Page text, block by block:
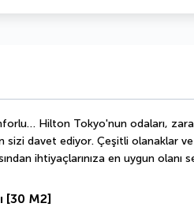
Hilton Tokyo'nun odaları,
sizi davet ediyor. Çeşitli olanaklar
ihtiyaçlarınıza en uygun olanı
[30 M2]